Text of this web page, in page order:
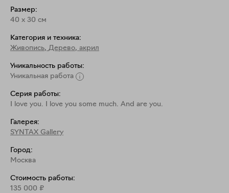
Размер:
40 x 30 см
Категория и техника:
Живопись, Дерево, акрил
Уникальность работы:
Уникальная работа
Серия работы:
I love you. I love you some much. And are you.
Галерея:
SYNTAX Gallery
Город:
Москва
Стоимость работы:
135 000 ₽